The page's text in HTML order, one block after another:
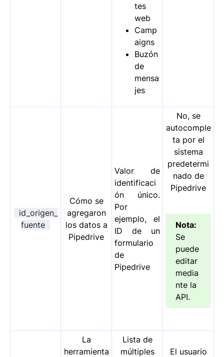
tes
web
Camp
aigns
Buzón
de
mensa
jes
id_origen_
fuente
Cómo se
agregaron
los datos a
Pipedrive
Valor de
identificaci
ón único.
Por
ejemplo, el
ID de un
formulario
de
Pipedrive
No, se
autocomple
ta por el
sistema
predetermi
nado de
Pipedrive
Nota:
Se
puede
editar
media
nte la
API.
La
herramienta
Lista de
múltiples
El usuario